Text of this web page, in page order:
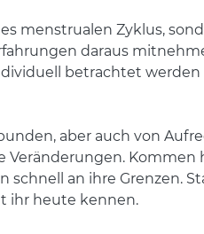
menstrualen Zyklus,
daraus
betrachtet
aber auch von
Kommen
schnell an ihre Grenzen.
ihr heute kennen.